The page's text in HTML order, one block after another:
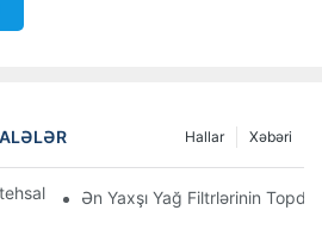
Xəbəri
Hallar
Edən Şirkətlər: Hərtərəfli Baxış
Ən Yaxşı Yağ Filtrlərinin